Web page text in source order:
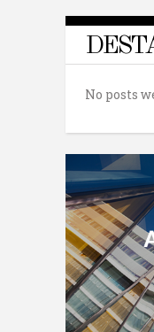
No posts